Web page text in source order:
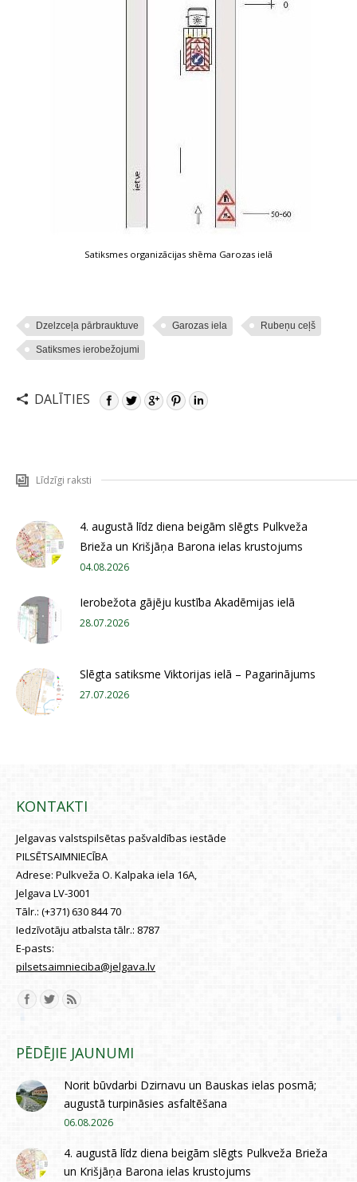
Satiksmes organizācijas shēma Garozas ielā
Dzelzceļa pārbrauktuve Garozas iela Rubeņu ceļš
Satiksmes ierobežojumi
DALĪTIES
Līdzīgi raksti
4. augustā līdz diena beigām slēgts Pulkveža
Brieža un Krišjāņa Barona ielas krustojums
04.08.2026
Ierobežota gājēju kustība Akadēmijas ielā
28.07.2026
Slēgta satiksme Viktorijas ielā – Pagarinājums
27.07.2026
KONTAKTI
Jelgavas valstspilsētas pašvaldības iestāde
PILSĒTSAIMNIECĪBA
Adrese: Pulkveža O. Kalpaka iela 16A,
Jelgava LV-3001
Tālr.: (+371) 630 844 70
Iedzīvotāju atbalsta tālr.: 8787
E-pasts:
pilsetsaimnieciba@jelgava.lv
Find us on:
PĒDĒJIE JAUNUMI
Norit būvdarbi Dzirnavu un Bauskas ielas posmā;
augustā turpināsies asfaltēšana
06.08.2026
4. augustā līdz diena beigām slēgts Pulkveža Brieža
un Krišjāņa Barona ielas krustojums